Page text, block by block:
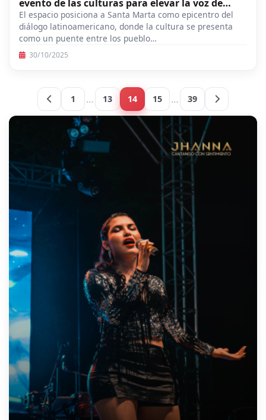
evento de las culturas para elevar la voz de
Colombia desde Santa Marta por la cultura, la
paz y la memoria
El espacio posiciona a Santa Marta como epicentro del
diálogo latinoamericano, donde la cultura se presenta
como un puente entre los pueblo…
30/10/2025
1 … 13 14 15 … 39